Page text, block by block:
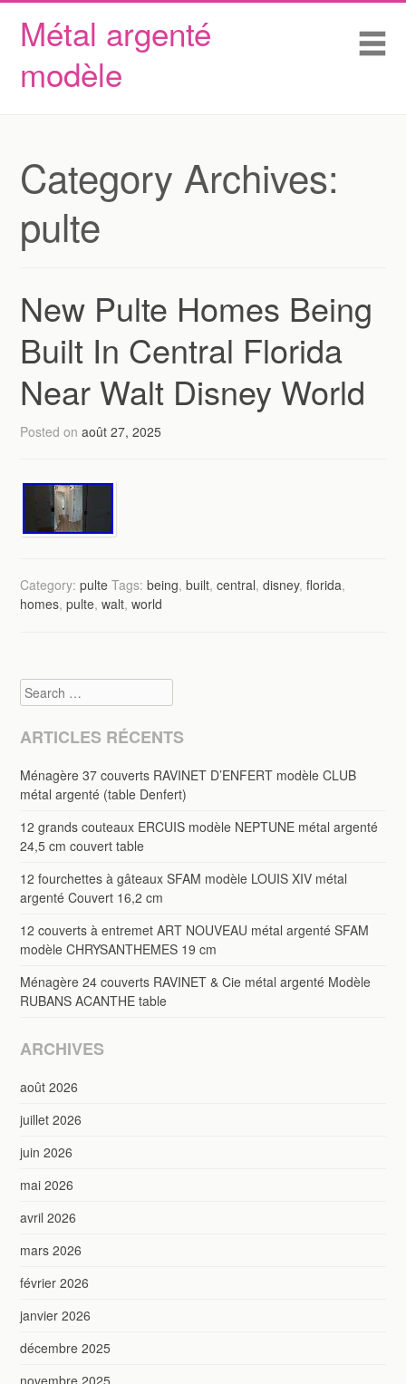
Métal argenté
modèle
Skip to content
Accueil
Conditions d’utilisation
Category Archives:
pulte
New Pulte Homes Being
Built In Central Florida
Near Walt Disney World
Posted onaoût 27, 2025
Category:pulte Tags:being,built,central,disney,florida,
homes,pulte,walt,world
Search
ARTICLES RÉCENTS
Ménagère 37 couverts RAVINET D’ENFERT modèle CLUB
métal argenté (table Denfert)
12 grands couteaux ERCUIS modèle NEPTUNE métal argenté
24,5 cm couvert table
12 fourchettes à gâteaux SFAM modèle LOUIS XIV métal
argenté Couvert 16,2 cm
12 couverts à entremet ART NOUVEAU métal argenté SFAM
modèle CHRYSANTHEMES 19 cm
Ménagère 24 couverts RAVINET & Cie métal argenté Modèle
RUBANS ACANTHE table
ARCHIVES
août 2026
juillet 2026
juin 2026
mai 2026
avril 2026
mars 2026
février 2026
janvier 2026
décembre 2025
novembre 2025